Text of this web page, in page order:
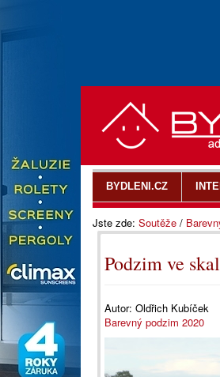
Jste zde: Soutěže /
Podzim ve
Autor: Oldřich Kubíček
Barevný podzim 2020
BYDLENI.CZ